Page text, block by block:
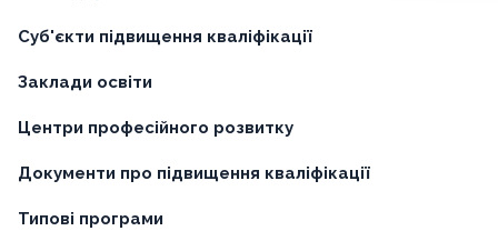
Суб'єкти підвищення кваліфікації
Заклади освіти
Центри професійного розвитку
Документи про підвищення кваліфікації
Типові програми